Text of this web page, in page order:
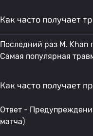
Как часто получает
Последний раз M. Khan
Самая популярная
Как часто получает
Ответ -
матча)